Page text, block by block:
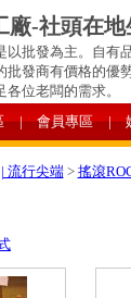
廠-社頭在
以批發為主。自有
批發商有價格的優
各位老闆的需求。
| 會員專區 |
流行尖端> 搖滾